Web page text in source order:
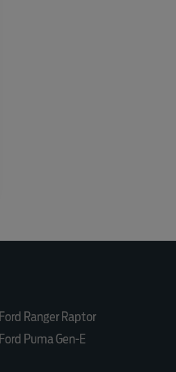
Ford Ranger Raptor
Ford Puma Gen-E